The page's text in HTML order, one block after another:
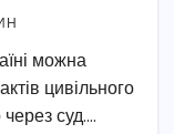
можна
цивільного
суд.…